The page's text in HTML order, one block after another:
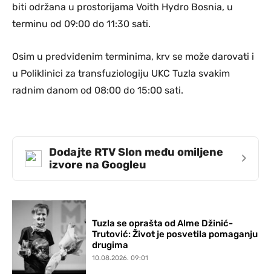
biti održana u prostorijama Voith Hydro Bosnia, u
terminu od 09:00 do 11:30 sati.
Osim u predviđenim terminima, krv se može darovati i
u Poliklinici za transfuziologiju UKC Tuzla svakim
radnim danom od 08:00 do 15:00 sati.
Dodajte RTV Slon među omiljene
izvore na Googleu
›
Tuzla se oprašta od Alme Džinić-
Trutović: Život je posvetila pomaganju
drugima
10.08.2026. 09:01